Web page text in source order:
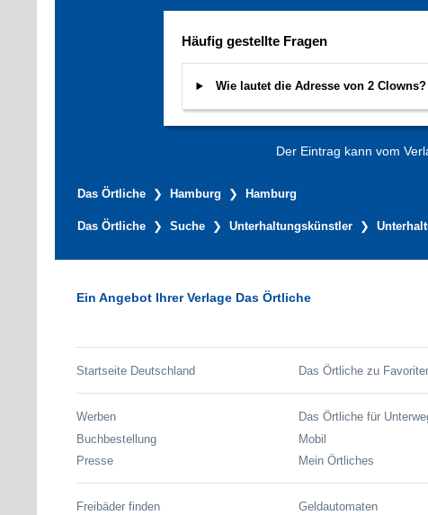
Häufig gestellte Fragen
Wie lautet die Adresse von 2 Clowns?
Der Eintrag kann vom
Das Örtliche Hamburg Hamburg
Das Örtliche Suche Unterhaltungskünstler
Ein Angebot Ihrer Verlage Das Örtliche
Startseite Deutschland Das Örtliche zu
Werben
Buchbestellung
Presse
Das Örtliche für
Mobil
Mein Örtliches
Freibäder finden
Geldautomaten